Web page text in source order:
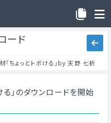
ード
「ちょっとトボける」by 天野 七祈
る」のダウンロードを開始